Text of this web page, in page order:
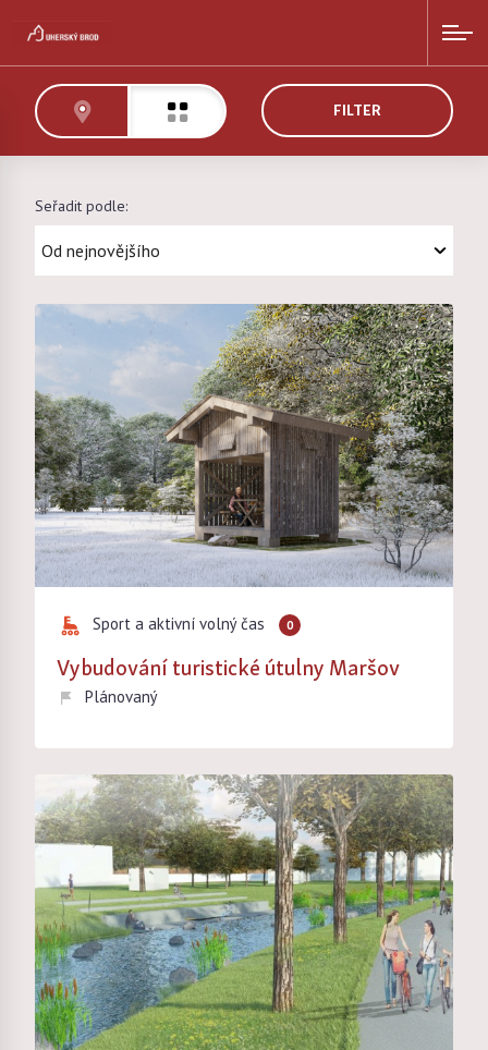
FILTER
Seřadit podle:
Sport a aktivní volný čas 0
Vybudování turistické útulny Maršov
Plánovaný